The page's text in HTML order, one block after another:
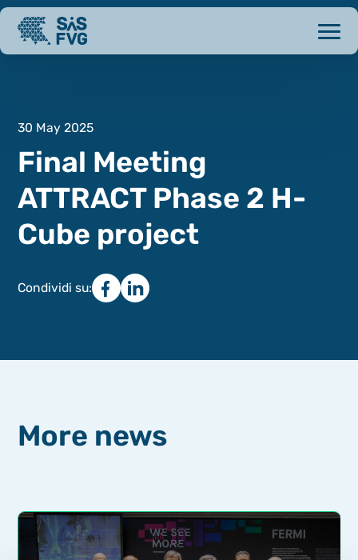
30 May 2025
Final Meeting
ATTRACT Phase 2 H-
Cube project
Condividi su:
More news